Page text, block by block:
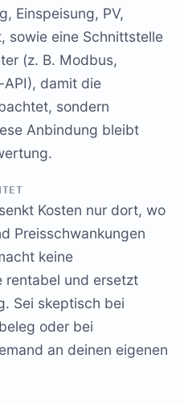
Einspeisung, PV,
sowie eine Schnittstelle
(z. B. Modbus,
API), damit die
sondern
Anbindung bleibt
Kosten nur dort, wo
Preisschwankungen
keine
rentabel und ersetzt
Sei skeptisch bei
oder bei
an deinen eigenen